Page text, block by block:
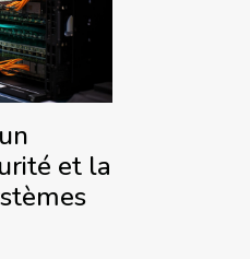
et la